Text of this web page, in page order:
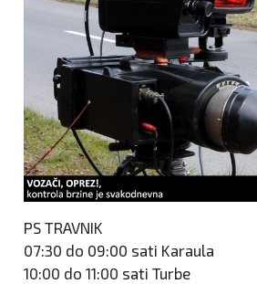
PS TRAVNIK
07:30 do 09:00 sati Karaula
10:00 do 11:00 sati Turbe